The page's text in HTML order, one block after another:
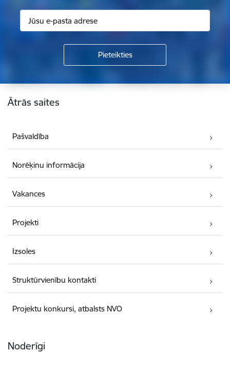
Kājene
Ātrās saites
Pašvaldība
Norēķinu informācija
Vakances
Projekti
Izsoles
Struktūrvienību kontakti
Projektu konkursi, atbalsts NVO
Noderīgi